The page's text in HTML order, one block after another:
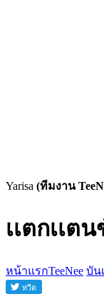
Yarisa (ทีมงาน
เเตกเเต
หน้าแรกTeeNee บัน